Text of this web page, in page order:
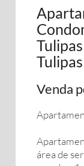
Venda
área de